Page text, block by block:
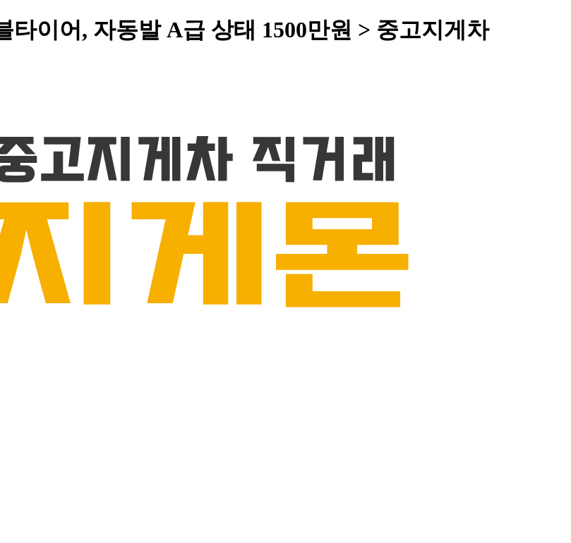
타이어, 자동발 A급 상태 1500만원 > 중고지게차